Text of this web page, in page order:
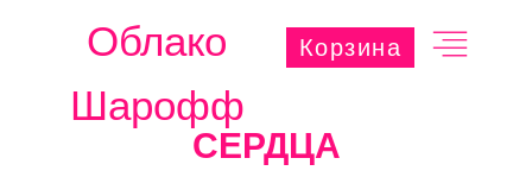
Облако
Шарофф
Корзина
СЕРДЦА